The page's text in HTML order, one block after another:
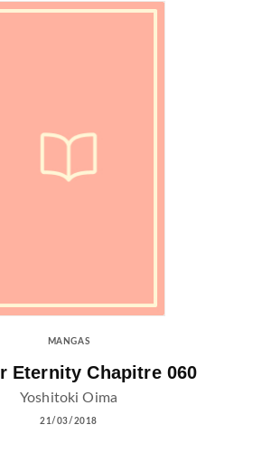
MANGAS
Eternity Chapitre 060
Yoshitoki Oima
21/03/2018